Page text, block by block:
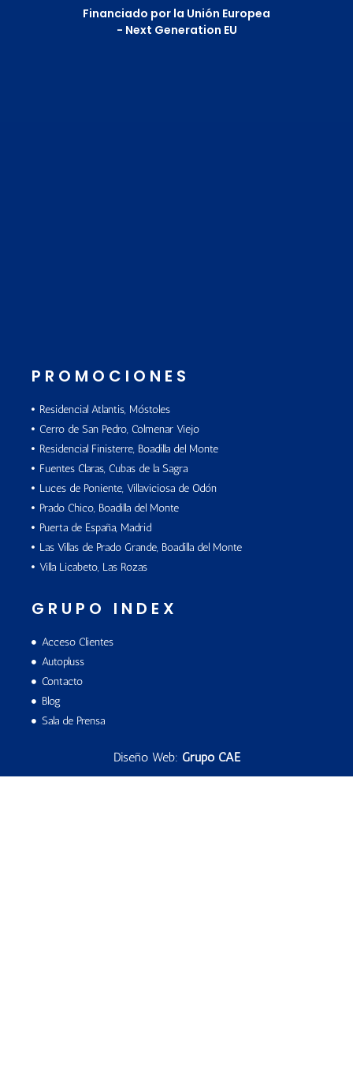
Financiado por la Unión Europea
- Next Generation EU
PROMOCIONES
Residencial Atlantis, Móstoles
Cerro de San Pedro, Colmenar Viejo
Residencial Finisterre, Boadilla del Monte
Fuentes Claras, Cubas de la Sagra
Luces de Poniente, Villaviciosa de Odón
Prado Chico, Boadilla del Monte
Puerta de España, Madrid
Las Villas de Prado Grande, Boadilla del Monte
Villa Licabeto, Las Rozas
GRUPO INDEX
Acceso Clientes
Autopluss
Contacto
Blog
Sala de Prensa
Diseño Web: Grupo CAE